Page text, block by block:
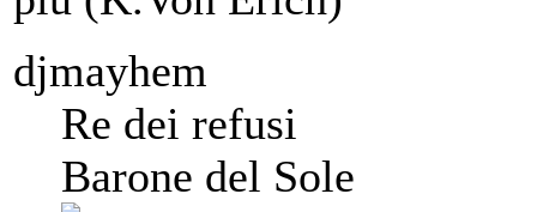
djmayhem
Re dei refusi
Barone del Sole